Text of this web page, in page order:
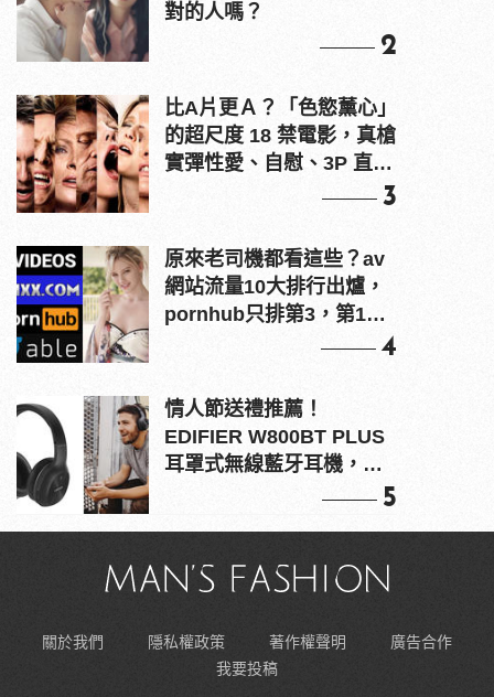
對的人嗎？
2
比A片更Ａ？「色慾薰心」
的超尺度 18 禁電影，真槍
實彈性愛、自慰、3P 直接
3
原來老司機都看這些？av
網站流量10大排行出爐，
pornhub只排第3，第1名
4
情人節送禮推薦！
EDIFIER W800BT PLUS
耳罩式無線藍牙耳機，在
5
關於我們 隱私權政策 著作權聲明
廣告合作
我要投稿